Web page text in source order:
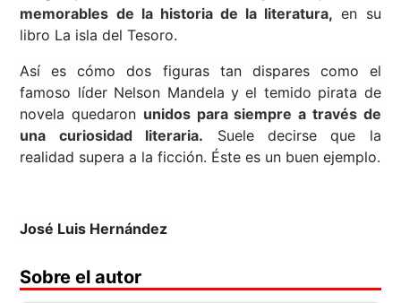
memorables de la historia de la literatura, en su
libro La isla del Tesoro.
Así es cómo dos figuras tan dispares como el
famoso líder Nelson Mandela y el temido pirata de
novela quedaron unidos para siempre a través de
una curiosidad literaria. Suele decirse que la
realidad supera a la ficción. Éste es un buen ejemplo.
José Luis Hernández
Sobre el autor